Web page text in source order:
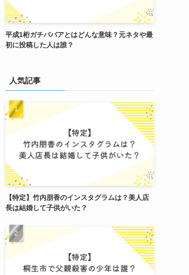
平成1桁ガチババアとはどんな意味？元ネタや最
初に投稿した人は誰？
人気記事
【特定】竹内朋香のインスタグラムは？美人店
長は結婚して子供がいた？